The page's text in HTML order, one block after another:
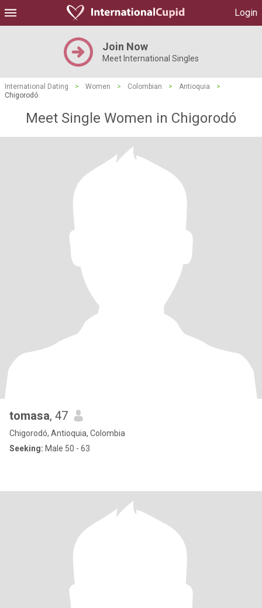
Login
Join Now
Meet International Singles
International Dating > Women > Colombian > Antioquia
>
Chigorodó
Meet Single Women in Chigorodó
tomasa, 47
Chigorodó, Antioquia, Colombia
Seeking: Male 50 - 63